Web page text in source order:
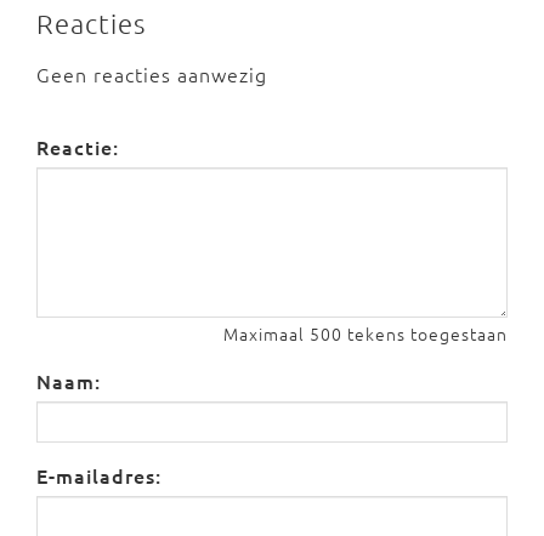
Reacties
Geen reacties aanwezig
Reactie:
Maximaal 500 tekens toegestaan
Naam:
E-mailadres: